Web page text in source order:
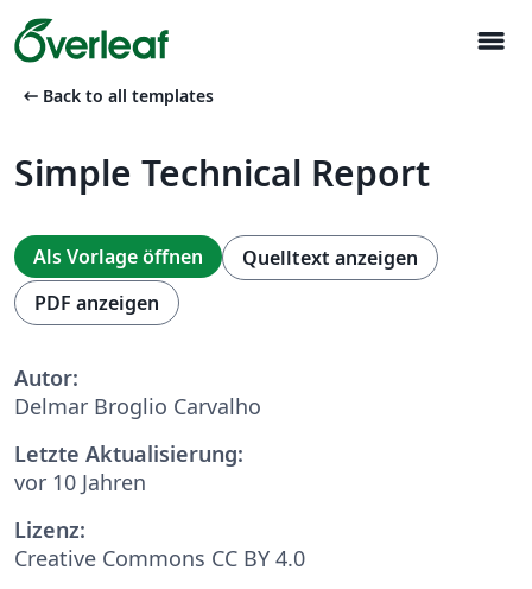
menu
arrow_left_alt Back to all templates
Simple Technical Report
Als Vorlage öffnen
Quelltext anzeigen
PDF anzeigen
Autor:
Delmar Broglio Carvalho
Letzte Aktualisierung:
vor 10 Jahren
Lizenz:
Creative Commons CC BY 4.0